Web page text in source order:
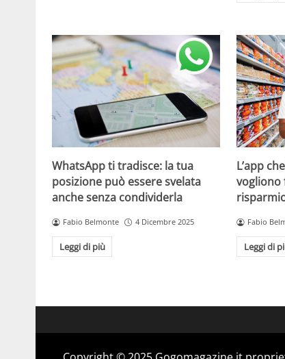
WhatsApp ti tradisce: la tua
posizione può essere svelata
anche senza condividerla
Fabio Belmonte 4 Dicembre 2025
Leggi di più
L’app
vogliono
Fabio
Leggi di